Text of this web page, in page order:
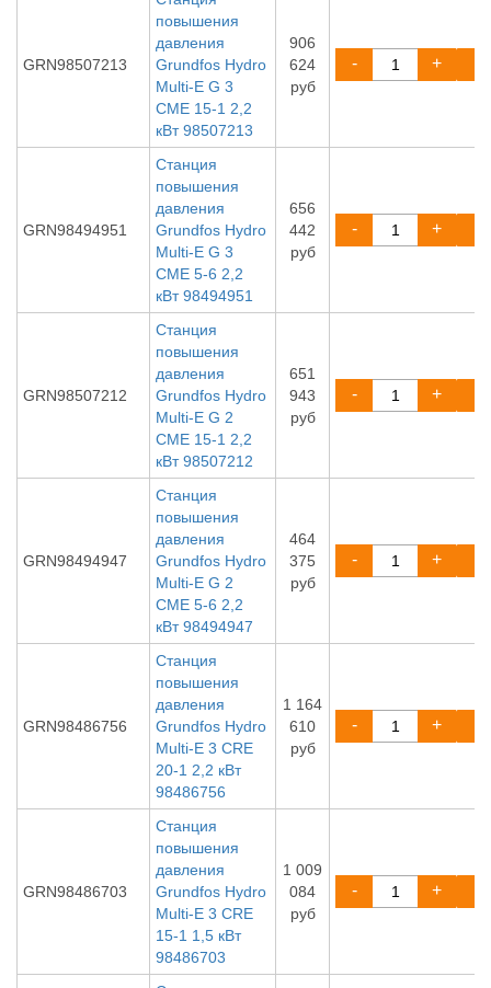
GRN98507213
повышения
давления
Grundfos Hydro
Multi-E G 3
CME 15-1 2,2
кВт 98507213
906
624
руб
- +
GRN98494951
Станция
повышения
давления
Grundfos Hydro
Multi-E G 3
CME 5-6 2,2
кВт 98494951
656
442
руб
- +
GRN98507212
Станция
повышения
давления
Grundfos Hydro
Multi-E G 2
CME 15-1 2,2
кВт 98507212
651
943
руб
- +
GRN98494947
Станция
повышения
давления
Grundfos Hydro
Multi-E G 2
CME 5-6 2,2
кВт 98494947
464
375
руб
- +
GRN98486756
Станция
повышения
давления
Grundfos Hydro
Multi-E 3 CRE
20-1 2,2 кВт
98486756
1 164
610
руб
- +
GRN98486703
Станция
повышения
давления
Grundfos Hydro
Multi-E 3 CRE
15-1 1,5 кВт
98486703
1 009
084
руб
- +